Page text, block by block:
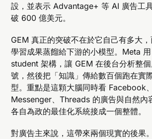
設，並表示 Advantage+ 等 AI 廣告工
破 600 億美元。
GEM 真正的突破不在於它自己有多大
學習成果蒸餾給下游的小模型。Meta
student 架構，讓 GEM 在後台分析整
號，然後把「知識」傳給數百個跑在實
型。重點是這顆大腦同時看 Facebook
Messenger、Threads 的廣告與自然內
各自為政的最佳化系統接成一個整體。
對廣告主來說，這帶來兩個現實的後果